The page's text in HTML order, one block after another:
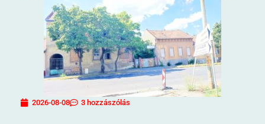
2026-08-08 3 hozzászólás